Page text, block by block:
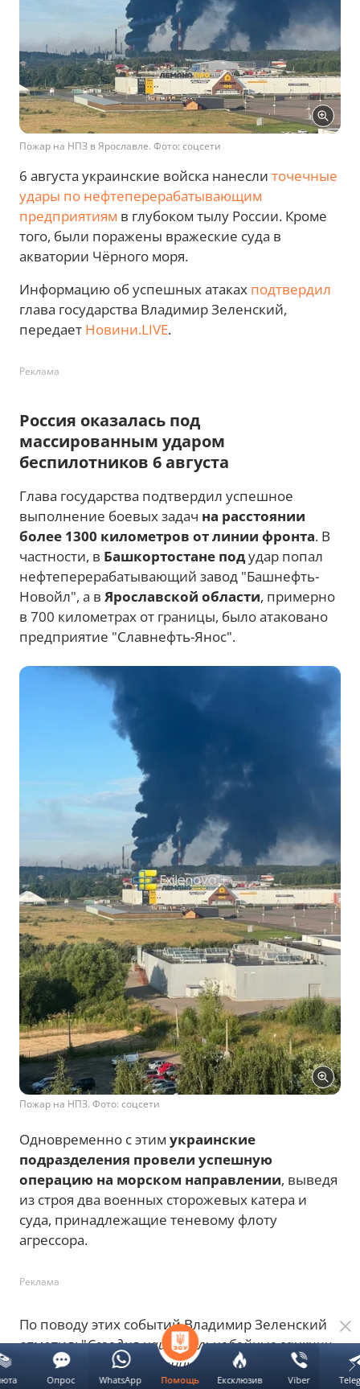
Пожар на НПЗ в Ярославле. Фото: соцсети
6 августа украинские войска нанесли точечные
удары по нефтеперерабатывающим
предприятиям в глубоком тылу России. Кроме
того, были поражены вражеские суда в
акватории Чёрного моря.
Информацию об успешных атаках подтвердил
глава государства Владимир Зеленский,
передает Новини.LIVE.
Реклама
Россия оказалась под
массированным ударом
беспилотников 6 августа
Глава государства подтвердил успешное
выполнение боевых задач на расстоянии
более 1300 километров от линии фронта. В
частности, в Башкортостане подудар попал
нефтеперерабатывающий завод "Башнефть-
Новойл", а в Ярославской области, примерно
в 700 километрах от границы, было атаковано
предприятие "Славнефть-Янос".
Пожар на НПЗ. Фото: соцсети
Одновременно с этим украинские
подразделения провели успешную
операцию на морском направлении, выведя
из строя два военных сторожевых катера и
суда, принадлежащие теневому флоту
агрессора.
Реклама
По поводу этих событий Владимир Зеленский
отметил: "Сегодня наши дальнобойные санкции
вновь сработали, ограничив нефтяные доходы
России, за счет которых она финансирует
Помощь Ексклюзив Viber
Опрос WhatsApp